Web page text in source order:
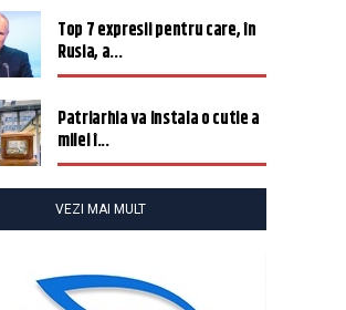
Top 7 expresii pentru care, în
Rusia, a...
Patriarhia va instala o cutie a
milei î...
VEZI MAI MULT